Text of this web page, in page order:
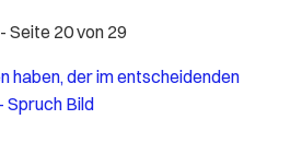
- Seite 20 von 29